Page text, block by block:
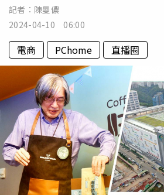
記者： 陳曼儂
2024-04-10 06:00
電商 PChome 直播圈